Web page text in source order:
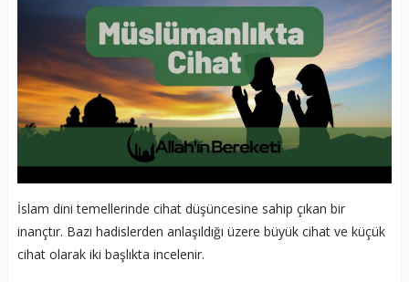
İslam dini temellerinde cihat düşüncesine sahip çıkan bir
inançtır. Bazı hadislerden anlaşıldığı üzere büyük cihat ve küçük
cihat olarak iki başlıkta incelenir.